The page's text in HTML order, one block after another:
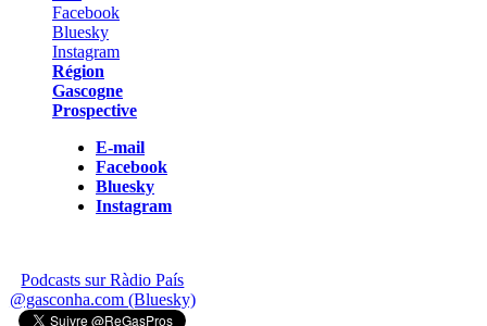
Région
Gascogne
Prospective
E-mail
Facebook
Bluesky
Instagram
Podcasts sur Ràdio País
@gasconha.com (Bluesky)